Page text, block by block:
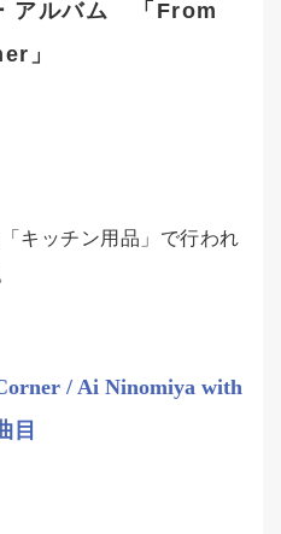
アルバム 「From
」
キッチン用品」で行われ
/ Ai Ninomiya with
目